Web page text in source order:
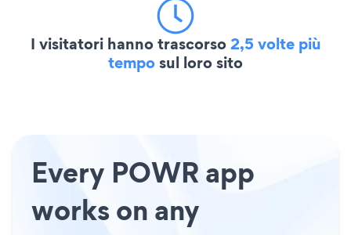
I visitatori hanno trascorso2,5 volte più
temposul loro sito
Every POWR app
works on any